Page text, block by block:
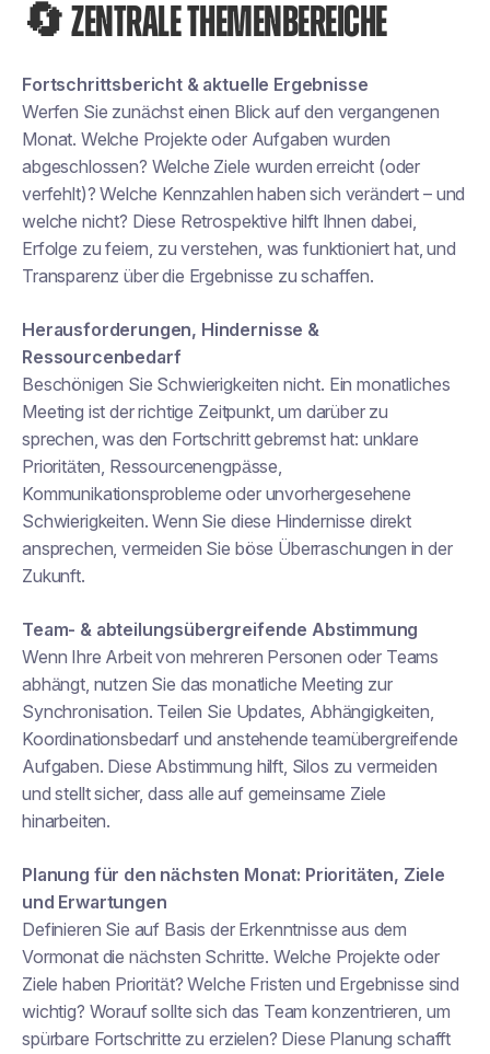
🔄 ZENTRALE THEMENBEREICHE
Fortschrittsbericht & aktuelle Ergebnisse
Werfen Sie zunächst einen Blick auf den vergangenen
Monat. Welche Projekte oder Aufgaben wurden
abgeschlossen? Welche Ziele wurden erreicht (oder
verfehlt)? Welche Kennzahlen haben sich verändert – und
welche nicht? Diese Retrospektive hilft Ihnen dabei,
Erfolge zu feiern, zu verstehen, was funktioniert hat, und
Transparenz über die Ergebnisse zu schaffen.
Herausforderungen, Hindernisse &
Ressourcenbedarf
Beschönigen Sie Schwierigkeiten nicht. Ein monatliches
Meeting ist der richtige Zeitpunkt, um darüber zu
sprechen, was den Fortschritt gebremst hat: unklare
Prioritäten, Ressourcenengpässe,
Kommunikationsprobleme oder unvorhergesehene
Schwierigkeiten. Wenn Sie diese Hindernisse direkt
ansprechen, vermeiden Sie böse Überraschungen in der
Zukunft.
Team- & abteilungsübergreifende Abstimmung
Wenn Ihre Arbeit von mehreren Personen oder Teams
abhängt, nutzen Sie das monatliche Meeting zur
Synchronisation. Teilen Sie Updates, Abhängigkeiten,
Koordinationsbedarf und anstehende teamübergreifende
Aufgaben. Diese Abstimmung hilft, Silos zu vermeiden
und stellt sicher, dass alle auf gemeinsame Ziele
hinarbeiten.
Planung für den nächsten Monat: Prioritäten, Ziele
und Erwartungen
Definieren Sie auf Basis der Erkenntnisse aus dem
Vormonat die nächsten Schritte. Welche Projekte oder
Ziele haben Priorität? Welche Fristen und Ergebnisse sind
wichtig? Worauf sollte sich das Team konzentrieren, um
spürbare Fortschritte zu erzielen? Diese Planung schafft